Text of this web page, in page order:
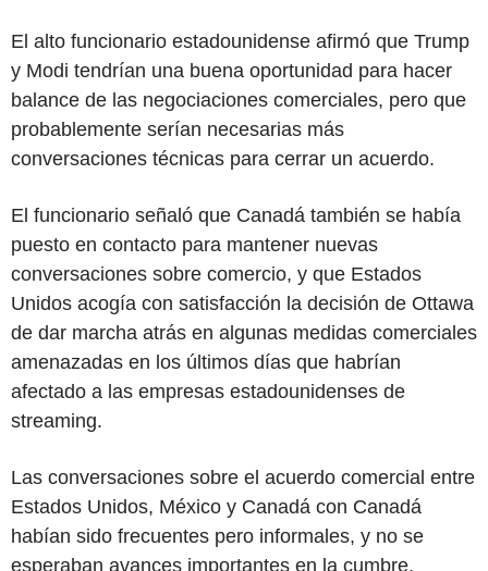
El alto funcionario estadounidense afirmó que Trump
y Modi tendrían una buena oportunidad para hacer
balance de las negociaciones comerciales, pero que
probablemente serían necesarias más
conversaciones técnicas para cerrar un acuerdo.
El funcionario señaló que Canadá también se había
puesto en contacto para mantener nuevas
conversaciones sobre comercio, y que Estados
Unidos acogía con satisfacción la decisión de Ottawa
de dar marcha atrás en algunas medidas comerciales
amenazadas en los últimos días que habrían
afectado a las empresas estadounidenses de
streaming.
Las conversaciones sobre el acuerdo comercial entre
Estados Unidos, México y Canadá con Canadá
habían sido frecuentes pero informales, y no se
esperaban avances importantes en la cumbre,